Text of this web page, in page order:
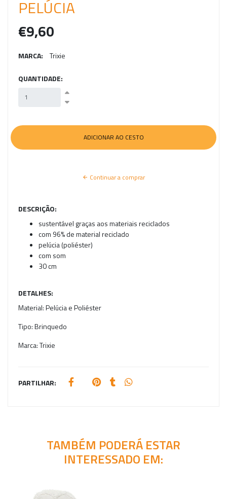
PELÚCIA
€9,60
MARCA: Trixie
QUANTIDADE:
Continuar a comprar
DESCRIÇÃO:
sustentável graças aos materiais reciclados
com 96% de material reciclado
pelúcia (poliéster)
com som
30 cm
DETALHES:
Material:Pelúcia e Poliéster
Tipo:Brinquedo
Marca:Trixie
PARTILHAR:
TAMBÉM PODERÁ ESTAR
INTERESSADO EM: